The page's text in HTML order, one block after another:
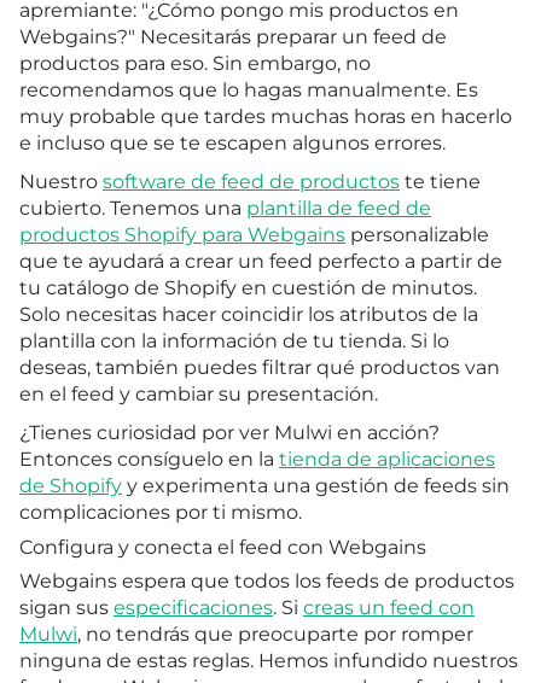
apremiante: "¿Cómo pongo mis productos en
Webgains?" Necesitarás preparar un feed de
productos para eso. Sin embargo, no
recomendamos que lo hagas manualmente. Es
muy probable que tardes muchas horas en hacerlo
e incluso que se te escapen algunos errores.
Nuestro software de feed de productos te tiene
cubierto. Tenemos una plantilla de feed de
productos Shopify para Webgains personalizable
que te ayudará a crear un feed perfecto a partir de
tu catálogo de Shopify en cuestión de minutos.
Solo necesitas hacer coincidir los atributos de la
plantilla con la información de tu tienda. Si lo
deseas, también puedes filtrar qué productos van
en el feed y cambiar su presentación.
¿Tienes curiosidad por ver Mulwi en acción?
Entonces consíguelo en la tienda de aplicaciones
de Shopify y experimenta una gestión de feeds sin
complicaciones por ti mismo.
Configura y conecta el feed con Webgains
Webgains espera que todos los feeds de productos
sigan sus especificaciones. Si creas un feed con
Mulwi, no tendrás que preocuparte por romper
ninguna de estas reglas. Hemos infundido nuestros